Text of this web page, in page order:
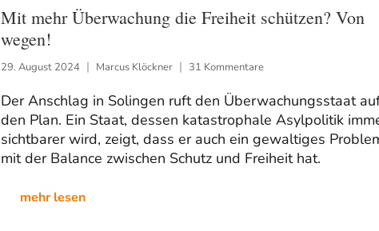
Mit mehr Überwachung die Freiheit schützen? Von
wegen!
29. August 2024 Marcus Klöckner 31 Kommentare
Der Anschlag in Solingen ruft den Überwachungsstaat
den Plan. Ein Staat, dessen katastrophale Asylpolitik
sichtbarer wird, zeigt, dass er auch ein gewaltiges
mit der Balance zwischen Schutz und Freiheit hat.
mehr lesen